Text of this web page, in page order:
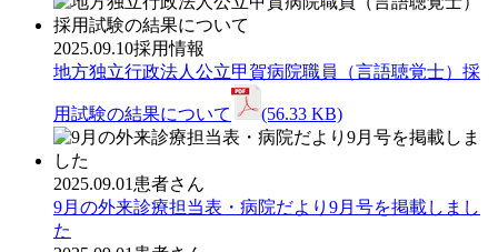
2025.09.10採用情報
地方独立行政法人公立甲賀病院職員（言語聴覚士）採
用試験の結果について (56.33 KB)
2025.09.01 患者さん
9月の外来診療担当表・病院だより9月号を掲載しまし
た